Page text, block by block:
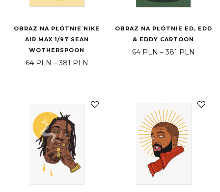
OBRAZ NA PŁÓTNIE NIKE
AIR MAX 1/97 SEAN
WOTHERSPOON
64 PLN – 381 PLN
OBRAZ NA PŁÓTNIE ED, EDD
& EDDY CARTOON
64 PLN – 381 PLN